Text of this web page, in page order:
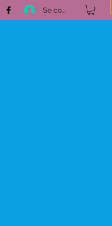
Se connecter